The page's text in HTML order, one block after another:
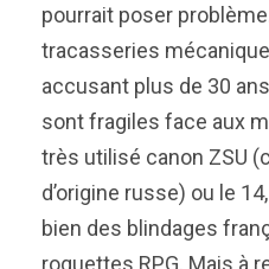
pourrait poser
tracasseries
accusant plus de 30
sont fragiles face aux
très utilisé canon ZSU
d’origine russe) ou le
bien des blindages
roquettes RPG. Mais à